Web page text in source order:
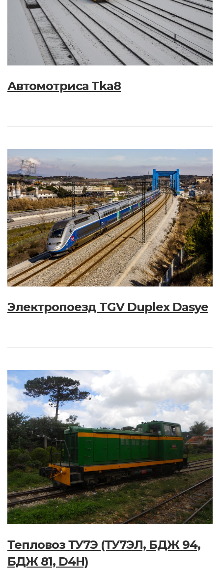
Автомотриса Tka8
Электропоезд TGV Duplex Dasye
Тепловоз ТУ7Э (ТУ7ЭЛ, БДЖ 94,
БДЖ 81, D4H)